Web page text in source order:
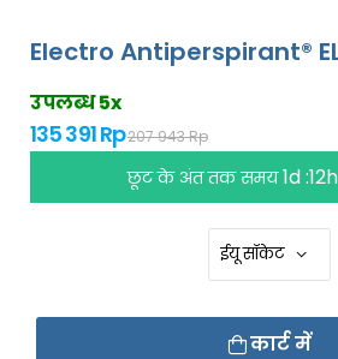
Electro Antiperspirant®
उपलब्ध 5x
135 391 Rp207 943 Rp
छूट के अंत तक समय1d
कार्ट में